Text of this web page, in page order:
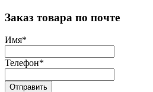
Заказ товара по почте
Имя*
Телефон*
Отправить